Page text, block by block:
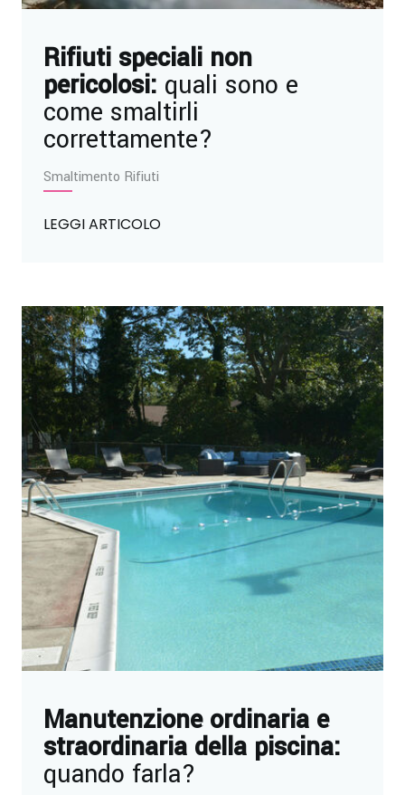
Rifiuti speciali non
pericolosi: quali sono e
come smaltirli
correttamente?
Smaltimento Rifiuti
LEGGI ARTICOLO
Manutenzione ordinaria e
straordinaria della piscina:
quando farla?